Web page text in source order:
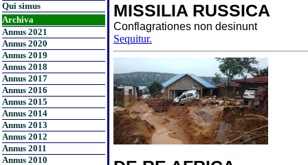
Qui simus
Archiva
Annus 2021
Annus 2020
Annus 2019
Annus 2018
Annus 2017
Annus 2016
Annus 2015
Annus 2014
Annus 2013
Annus 2012
Annus 2011
Annus 2010
MISSILIA RUSSICA
Conflagrationes non desinunt
Sequitur.